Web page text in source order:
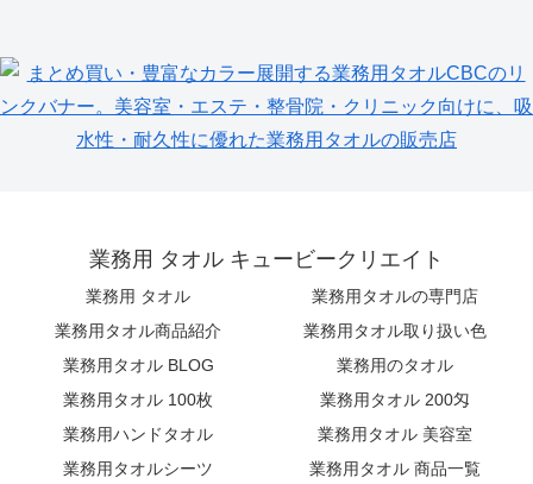
業務用 タオル キュービークリエイト
業務用 タオル
業務用タオルの専門店
業務用タオル商品紹介
業務用タオル取り扱い色
業務用タオル BLOG
業務用のタオル
業務用タオル 100枚
業務用タオル 200匁
業務用ハンドタオル
業務用タオル 美容室
業務用タオルシーツ
業務用タオル 商品一覧